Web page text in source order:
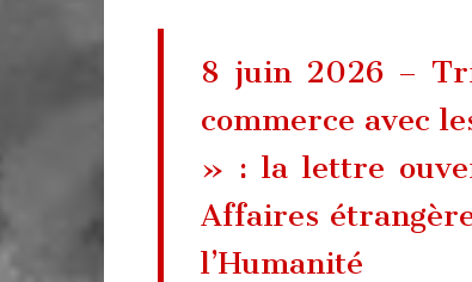
8 juin 2026 –
commerce avec
» : la lettre
Affaires
l’Humanité